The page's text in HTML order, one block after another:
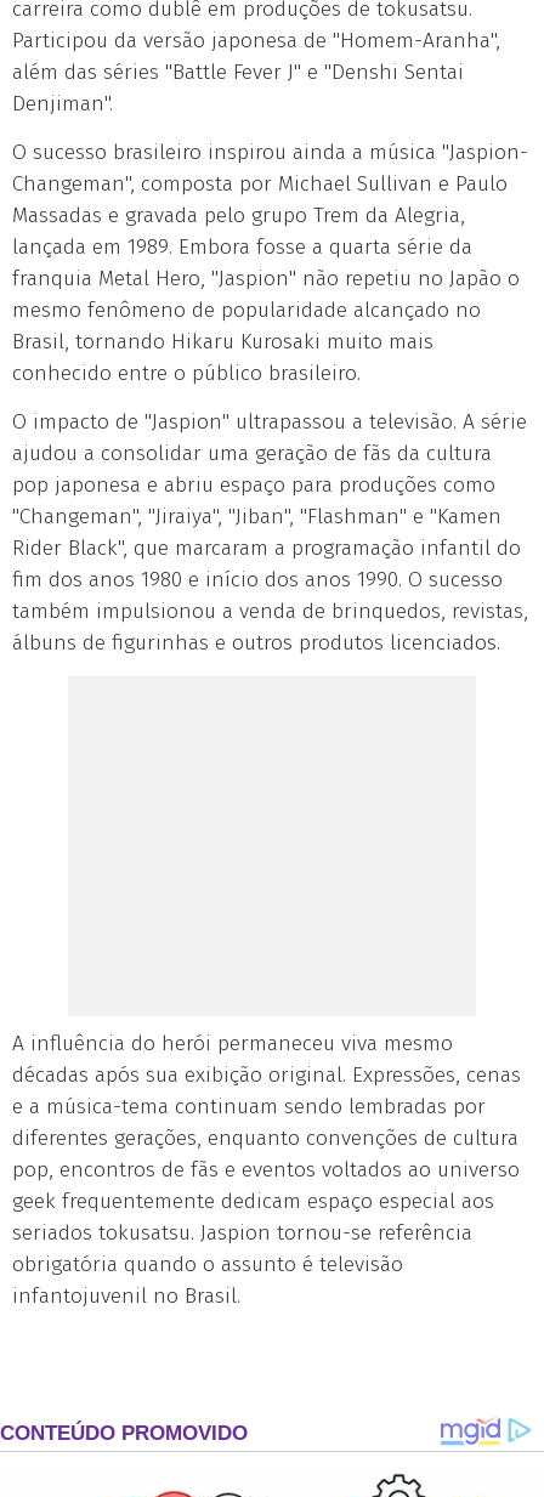
carreira como dublê em produções de tokusatsu.
Participou da versão japonesa de "Homem-Aranha",
além das séries "Battle Fever J" e "Denshi Sentai
Denjiman".
O sucesso brasileiro inspirou ainda a música "Jaspion-
Changeman", composta por Michael Sullivan e Paulo
Massadas e gravada pelo grupo Trem da Alegria,
lançada em 1989. Embora fosse a quarta série da
franquia Metal Hero, "Jaspion" não repetiu no Japão o
mesmo fenômeno de popularidade alcançado no
Brasil, tornando Hikaru Kurosaki muito mais
conhecido entre o público brasileiro.
O impacto de "Jaspion" ultrapassou a televisão. A série
ajudou a consolidar uma geração de fãs da cultura
pop japonesa e abriu espaço para produções como
"Changeman", "Jiraiya", "Jiban", "Flashman" e "Kamen
Rider Black", que marcaram a programação infantil do
fim dos anos 1980 e início dos anos 1990. O sucesso
também impulsionou a venda de brinquedos, revistas,
álbuns de figurinhas e outros produtos licenciados.
A influência do herói permaneceu viva mesmo
décadas após sua exibição original. Expressões, cenas
e a música-tema continuam sendo lembradas por
diferentes gerações, enquanto convenções de cultura
pop, encontros de fãs e eventos voltados ao universo
geek frequentemente dedicam espaço especial aos
seriados tokusatsu. Jaspion tornou-se referência
obrigatória quando o assunto é televisão
infantojuvenil no Brasil.